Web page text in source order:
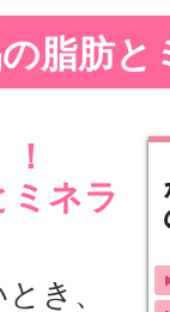
脂肪と
ミネラ
き、